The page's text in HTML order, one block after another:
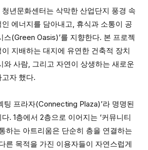
년문화센터는 삭막한 산업단지 풍경 속
에너지를 담아내고, 휴식과 소통이 공
스(Green Oasis)’를 지향한다. 본 프로젝
지배하는 대지에 유연한 건축적 장치
와 사람, 그리고 자연이 상생하는 새로운
자 했다.
팅 프라자(Connecting Plaza)’라 명명된
. 1층에서 2층으로 이어지는 ‘커뮤니티
하는 아트리움은 단순히 층을 연결하는
른 목적을 가진 이용자들이 자연스럽게